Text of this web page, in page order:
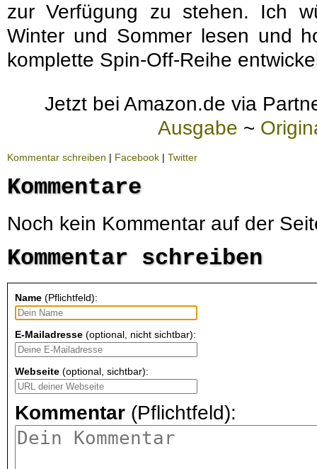
zur Verfügung zu stehen. Ich
Winter und Sommer lesen und
komplette Spin-Off-Reihe
Jetzt bei Amazon.de via
Ausgabe ~
Kommentar schreiben | Facebook | Twitter
Kommentare
Noch kein Kommentar auf der
Kommentar schreiben
Name (Pflichtfeld):
E-Mailadresse (optional, nicht sichtbar):
Webseite (optional, sichtbar):
Kommentar (Pflichtfeld):